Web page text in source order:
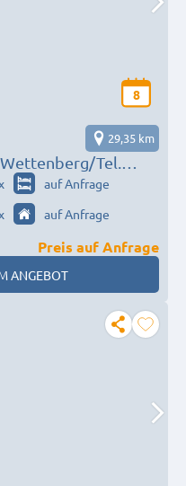
8
Tel.
29,35 km
auf Anfrage
auf Anfrage
Preis auf Anfrage
ANGEBOT